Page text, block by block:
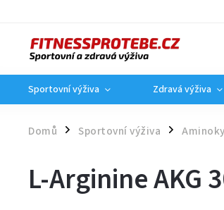
Sportovní výživa Zdravá výživa
Domů / Sportovní výživa /
L-Arginine AKG